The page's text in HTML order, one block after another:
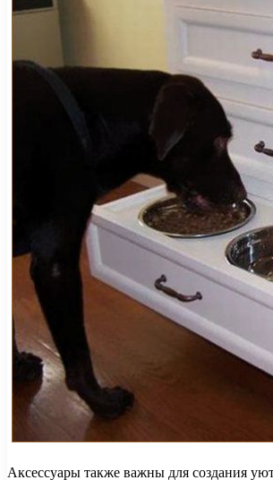
Аксессуары также важны для создания